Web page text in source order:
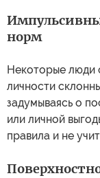
норм
Некоторые люди
личности
задумываясь о
или личной
правила и не